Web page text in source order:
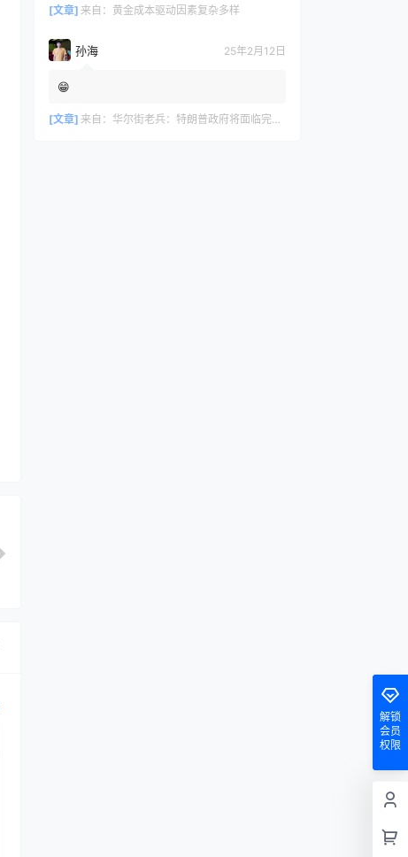
[文章] 来自： 黄金成本驱动因素复杂多样
孙海 25年2月12日
😁
[文章] 来自： 华尔街老兵：特朗普政府将面临完美风暴，长期看好黄金
解锁
会员
权限